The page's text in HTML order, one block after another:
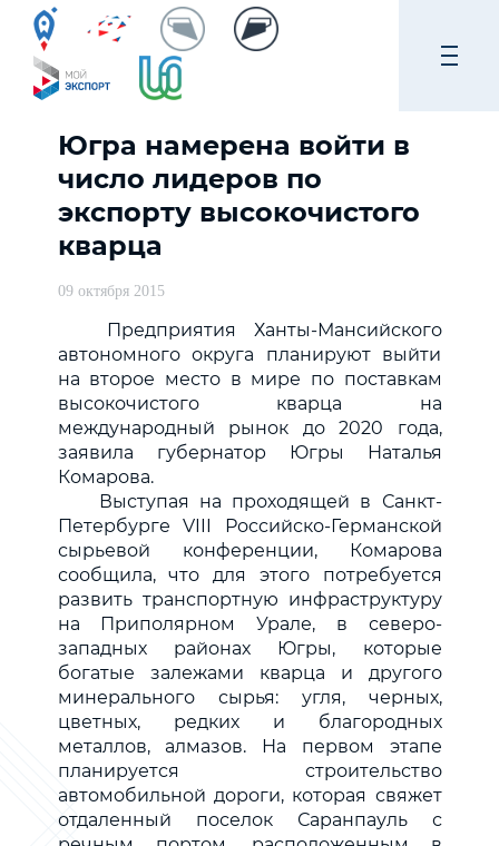
Югра намерена войти в
число лидеров по
экспорту высокочистого
кварца
09 октября 2015
Предприятия Ханты-Мансийского
автономного округа планируют выйти
на второе место в мире по поставкам
высокочистого кварца на
международный рынок до 2020 года,
заявила губернатор Югры Наталья
Комарова.
Выступая на проходящей в Санкт-
Петербурге VIII Российско-Германской
сырьевой конференции, Комарова
сообщила, что для этого потребуется
развить транспортную инфраструктуру
на Приполярном Урале, в северо-
западных районах Югры, которые
богатые залежами кварца и другого
минерального сырья: угля, черных,
цветных, редких и благородных
металлов, алмазов. На первом этапе
планируется строительство
автомобильной дороги, которая свяжет
отдаленный поселок Саранпауль с